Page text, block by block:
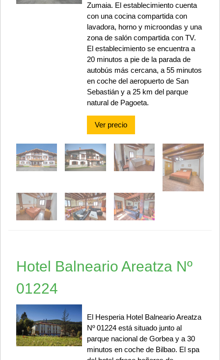
Zumaia. El establecimiento cuenta
con una cocina compartida con
lavadora, horno y microondas y una
zona de salón compartida con TV.
El establecimiento se encuentra a
20 minutos a pie de la parada de
autobús más cercana, a 55 minutos
en coche del aeropuerto de San
Sebastián y a 25 km del parque
natural de Pagoeta.
Ver precio
Hotel Balneario Areatza Nº
01224
El Hesperia Hotel Balneario Areatza
Nº 01224 está situado junto al
parque nacional de Gorbea y a 30
minutos en coche de Bilbao. El spa